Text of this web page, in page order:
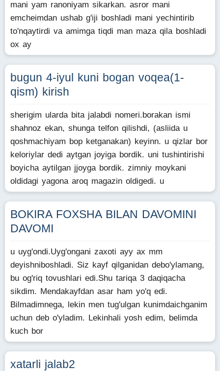
mani yam ranoniyam sikarkan. asror mani
emcheimdan ushab g'iji boshladi mani yechintirib
to'nqaytirdi va amimga tiqdi man maza qila boshladi
ox ay
bugun 4-iyul kuni bogan voqea(1-
qism) kirish
sherigim ularda bita jalabdi nomeri.borakan ismi
shahnoz ekan, shunga telfon qilishdi, (asliida u
qoshmachiyam bop ketganakan) keyinn. u qizlar bor
keloriylar dedi aytgan joyiga bordik. uni tushintirishi
boyicha aytilgan jjoyga bordik. zimniy moykani
oldidagi yagona aroq magazin oldigedi. u
BOKIRA FOXSHA BILAN DAVOMINI
DAVOMI
u uyg'ondi.Uyg'ongani zaxoti ayy ax mm
deyishniboshladi. Siz kayf qilganidan debo'ylamang,
bu og'riq tovushlari edi.Shu tariqa 3 daqiqacha
sikdim. Mendakayfdan asar ham yo'q edi.
Bilmadimnega, lekin men tug'ulgan kunimdaichganim
uchun deb o'yladim. Lekinhali yosh edim, belimda
kuch bor
xatarli jalab2